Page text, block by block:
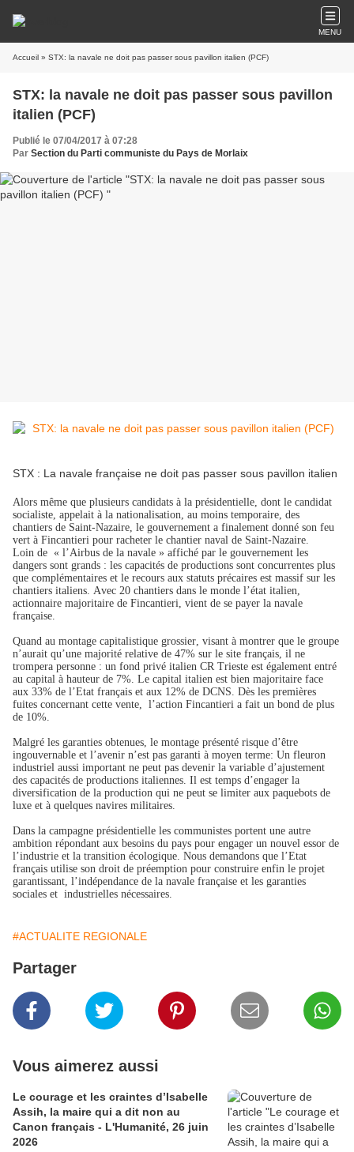
MENU
Accueil » STX: la navale ne doit pas passer sous pavillon italien (PCF)
STX: la navale ne doit pas passer sous pavillon
italien (PCF)
Publié le 07/04/2017 à 07:28
Par Section du Parti communiste du Pays de Morlaix
STX : La navale française ne doit pas passer sous pavillon italien
Alors même que plusieurs candidats à la présidentielle, dont le candidat
socialiste, appelait à la nationalisation, au moins temporaire, des
chantiers de Saint-Nazaire, le gouvernement a finalement donné son feu
vert à Fincantieri pour racheter le chantier naval de Saint-Nazaire.
Loin de « l’Airbus de la navale » affiché par le gouvernement les
dangers sont grands : les capacités de productions sont concurrentes plus
que complémentaires et le recours aux statuts précaires est massif sur les
chantiers italiens. Avec 20 chantiers dans le monde l’état italien,
actionnaire majoritaire de Fincantieri, vient de se payer la navale
française.
Quand au montage capitalistique grossier, visant à montrer que le groupe
n’aurait qu’une majorité relative de 47% sur le site français, il ne
trompera personne : un fond privé italien CR Trieste est également entré
au capital à hauteur de 7%. Le capital italien est bien majoritaire face
aux 33% de l’Etat français et aux 12% de DCNS. Dès les premières
fuites concernant cette vente, l’action Fincantieri a fait un bond de plus
de 10%.
Malgré les garanties obtenues, le montage présenté risque d’être
ingouvernable et l’avenir n’est pas garanti à moyen terme: Un fleuron
industriel aussi important ne peut pas devenir la variable d’ajustement
des capacités de productions italiennes. Il est temps d’engager la
diversification de la production qui ne peut se limiter aux paquebots de
luxe et à quelques navires militaires.
Dans la campagne présidentielle les communistes portent une autre
ambition répondant aux besoins du pays pour engager un nouvel essor de
l’industrie et la transition écologique. Nous demandons que l’Etat
français utilise son droit de préemption pour construire enfin le projet
garantissant, l’indépendance de la navale française et les garanties
sociales et industrielles nécessaires.
#ACTUALITE REGIONALE
Partager
Vous aimerez aussi
Le courage et les craintes d’Isabelle
Assih, la maire qui a dit non au
Canon français - L'Humanité, 26 juin
2026